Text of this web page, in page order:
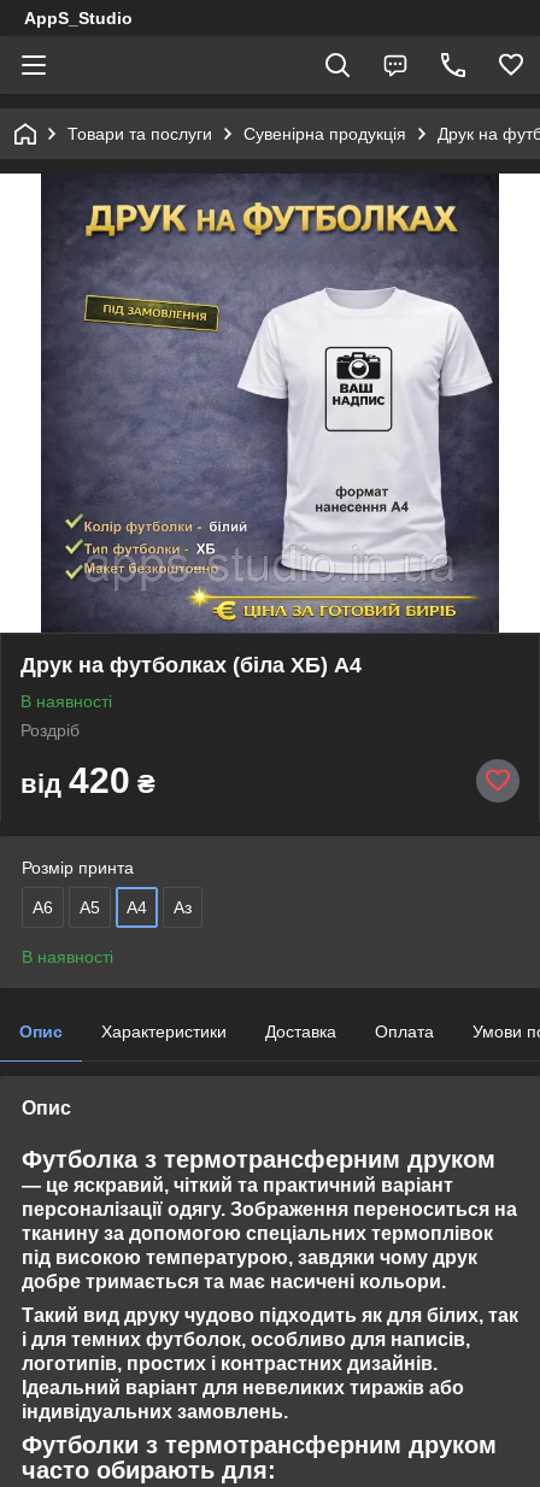
AppS_Studio
Товари та послуги Сувенірна продукція Друк на
Друк на футболках (біла ХБ) А4
В наявності
Роздріб
від 420 ₴
Розмір принта
А6 А5 А4 Аз
В наявності
Опис Характеристики Доставка Оплата Умови
Опис
Футболка з термотрансферним друком
— це яскравий, чіткий та практичний варіант
персоналізації одягу. Зображення переноситься на
тканину за допомогою спеціальних термоплівок
під високою температурою, завдяки чому друк
добре тримається та має насичені кольори.
Такий вид друку чудово підходить як для білих, так
і для темних футболок, особливо для написів,
логотипів, простих і контрастних дизайнів.
Ідеальний варіант для невеликих тиражів або
індивідуальних замовлень.
Футболки з термотрансферним друком
часто обирають для: